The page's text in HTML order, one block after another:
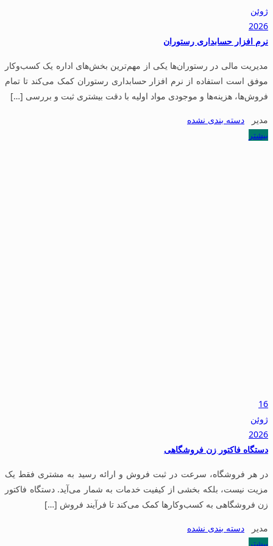
ژوئن
2026
نرم افزار حسابداری رستوران
مدیریت مالی در رستوران‌ها یکی از مهم‌ترین بخش‌های اداره یک کسب‌وکار
موفق است استفاده از نرم افزار حسابداری رستوران کمک می‌کند تا تمام
فروش‌ها، هزینه‌ها و موجودی مواد اولیه با دقت بیشتری ثبت و بررسی […]
مدیر
دسته بندی نشده
بیشتر
16
ژوئن
2026
دستگاه فاکتور زن فروشگاهی
در هر فروشگاه، سرعت در ثبت فروش و ارائه رسید به مشتری فقط یک
مزیت نیست، بلکه بخشی از کیفیت خدمات به شمار می‌آید. دستگاه فاکتور
زن فروشگاهی به کسب‌وکارها کمک می‌کند تا فرآیند فروش […]
مدیر
دسته بندی نشده
بیشتر